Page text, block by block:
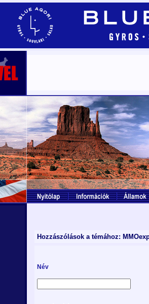
Hozzászólások a témához:
Név